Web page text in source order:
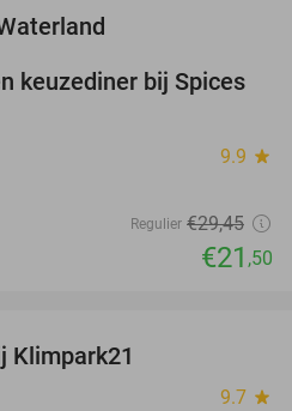
27%
keuzediner bij Spices
9.9 star
Regulier €29,45
€21 ,50
Klimpark21
9.7 star